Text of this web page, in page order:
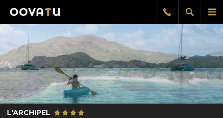
le
Afficher
la
Rappel
gratuit
L'ARCHIPEL